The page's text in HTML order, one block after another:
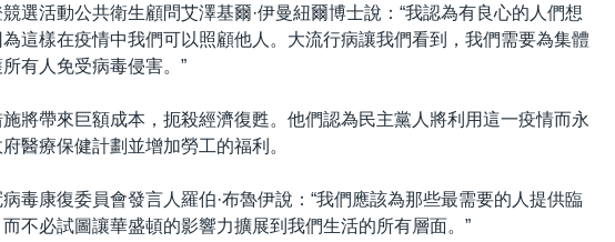
選活動公共衛生顧問艾澤基爾·伊曼紐爾博士說：“我認為有良心的人們想
這樣在疫情中我們可以照顧他人。大流行病讓我們看到，我們需要為集體
有人免受病毒侵害。”
將帶來巨額成本，扼殺經濟復甦。他們認為民主黨人將利用這一疫情而永
醫療保健計劃並增加勞工的福利。
毒康復委員會發言人羅伯·布魯伊說：“我們應該為那些最需要的人提供臨
不必試圖讓華盛頓的影響力擴展到我們生活的所有層面。”